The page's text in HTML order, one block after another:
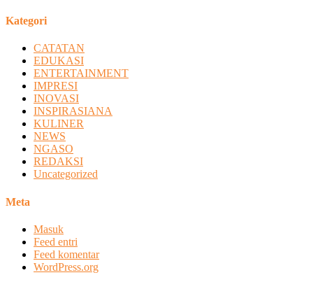
Kategori
CATATAN
EDUKASI
ENTERTAINMENT
IMPRESI
INOVASI
INSPIRASIANA
KULINER
NEWS
NGASO
REDAKSI
Uncategorized
Meta
Masuk
Feed entri
Feed komentar
WordPress.org